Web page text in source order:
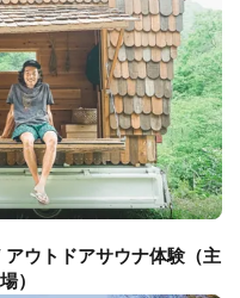
ウトドアサウナ体験（主
）